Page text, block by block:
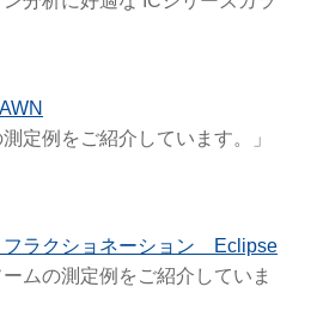
定例をご紹介しています。」
フラクショネーション Eclipse
ムの測定例をご紹介していま